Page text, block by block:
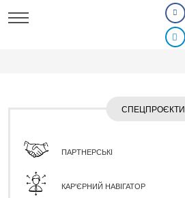
СПЕЦПРОЄКТИ
ПАРТНЕРСЬКІ
КАР'ЄРНИЙ НАВІГАТОР